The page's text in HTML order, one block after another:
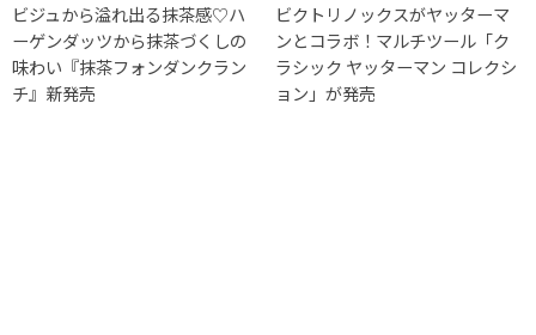
ビジュから溢れ出る抹茶感♡ハ
ーゲンダッツから抹茶づくしの
味わい『抹茶フォンダンクラン
チ』新発売
ビクトリノックスがヤッターマ
ンとコラボ！マルチツール「ク
ラシック ヤッターマン コレクシ
ョン」が発売